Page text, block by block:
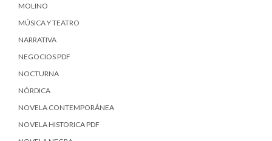
MOLINO
MÚSICA Y TEATRO
NARRATIVA
NEGOCIOS PDF
NOCTURNA
NÓRDICA
NOVELA CONTEMPORÁNEA
NOVELA HISTORICA PDF